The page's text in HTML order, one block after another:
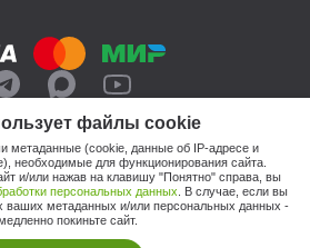
файлы cookie
метаданные (cookie, данные об IP-адресе и
необходимые для функционирования сайта.
и/или нажав на клавишу "Понятно" справа, вы
персональных данных . В случае, если вы
ваших метаданных и/или персональных данных -
покиньте сайт.
«Интерьер Уют»
персональных данных